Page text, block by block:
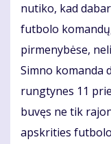
nutiko, kad
futbolo
pirmenybėse,
Simno komanda
rungtynes 11
buvęs ne tik
apskrities futbolo